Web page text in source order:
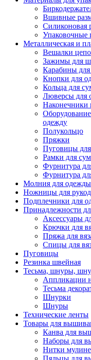
Вшивные
Силиконовая
Упаковочные
Металлическая и
Вешалки
Зажимы для
Карабины
Кнопки для
Кольца для
Люверсы для
Наконечники
одежду
Полукольцо
Пряжки
Пуговицы
Рамки для
Фурнитура
Фурнитура
Молния для одежды
Ножницы для
Подплечники для
Принадлежности
Аксессуары
Крючки для
Пряжа для
Спицы для
Пуговицы
Резинка швейная
Тесьма, шнуры,
Аппликации
Тесьма
Шнурки
Шнуры
Технические ленты
Товары для
Канва для
Наборы для
Нитки мулине
Пяльцы для